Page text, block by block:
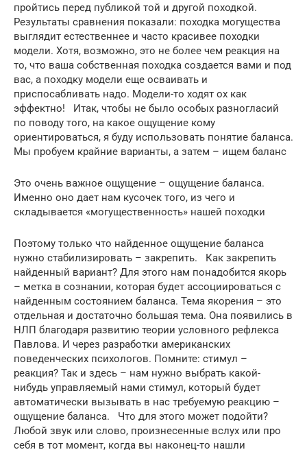
пройтись перед публикой той и другой походкой.
Результаты сравнения показали: походка могущества
выглядит естественнее и часто красивее походки
модели. Хотя, возможно, это не более чем реакция на
то, что ваша собственная походка создается вами и под
вас, а походку модели еще осваивать и
приспосабливать надо. Модели-то ходят ох как
эффектно! Итак, чтобы не было особых разногласий
по поводу того, на какое ощущение кому
ориентироваться, я буду использовать понятие баланса.
Мы пробуем крайние варианты, а затем – ищем баланс
Это очень важное ощущение – ощущение баланса.
Именно оно дает нам кусочек того, из чего и
складывается «могущественность» нашей походки
Поэтому только что найденное ощущение баланса
нужно стабилизировать – закрепить. Как закрепить
найденный вариант? Для этого нам понадобится якорь
– метка в сознании, которая будет ассоциироваться с
найденным состоянием баланса. Тема якорения – это
отдельная и достаточно большая тема. Она появились в
НЛП благодаря развитию теории условного рефлекса
Павлова. И через разработки американских
поведенческих психологов. Помните: стимул –
реакция? Так и здесь – нам нужно выбрать какой-
нибудь управляемый нами стимул, который будет
автоматически вызывать в нас требуемую реакцию –
ощущение баланса. Что для этого может подойти?
Любой звук или слово, произнесенные вслух или про
себя в тот момент, когда вы наконец-то нашли